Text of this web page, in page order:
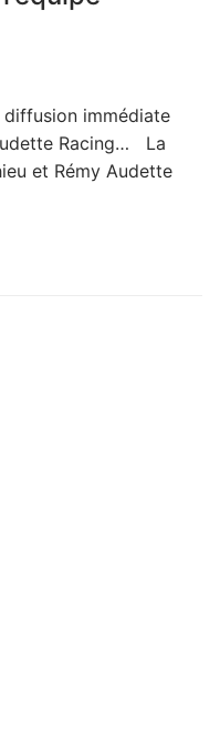
diffusion immédiate
Racing… La
et Rémy Audette